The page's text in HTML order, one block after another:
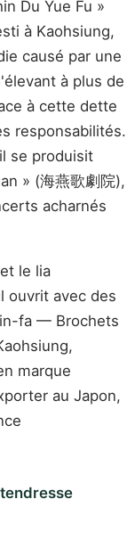
Du Yue Fu »
à Kaohsiung,
causé par une
à plus de
à cette dette
responsabilités.
se produisit
» (海燕歌劇院),
acharnés
le lia
ouvrit avec des
fa — Brochets
marque
au Japon,